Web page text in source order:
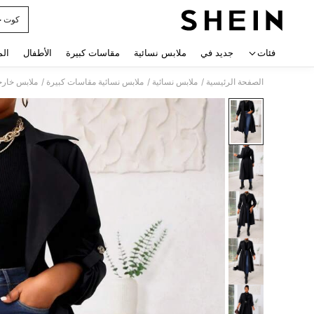
كوت
فئات جديد في ملابس نسائية مقاسات كبيرة الأطفال
الصفحة الرئيسية / ملابس نسائية / ملابس نسائية مقاسات كبيرة / ملابس